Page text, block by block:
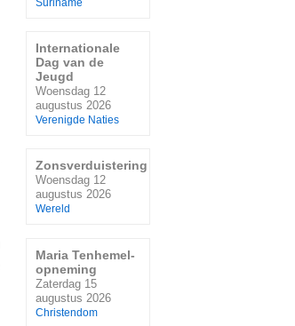
Suriname
Internationale
Dag van de
Jeugd
Woensdag 12
augustus 2026
Verenigde Naties
Zonsverduistering
Woensdag 12
augustus 2026
Wereld
Maria Tenhemel-
opneming
Zaterdag 15
augustus 2026
Christendom